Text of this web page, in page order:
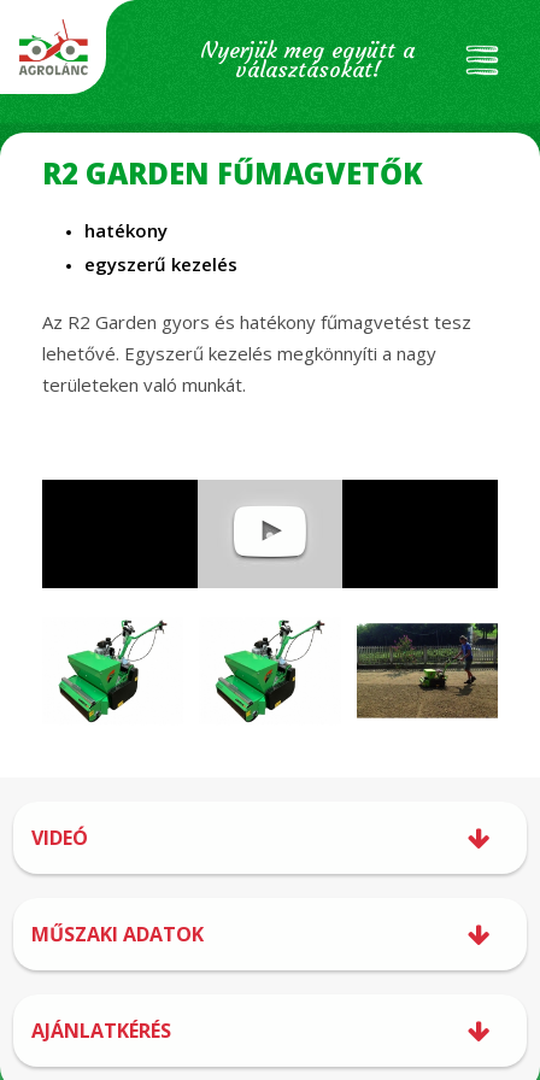
Nyerjük meg együtt a
választásokat!
R2 GARDEN FŰMAGVETŐK
hatékony
egyszerű kezelés
Az R2 Garden gyors és hatékony fűmagvetést tesz
lehetővé. Egyszerű kezelés megkönnyíti a nagy
területeken való munkát.
VIDEÓ
MŰSZAKI ADATOK
AJÁNLATKÉRÉS